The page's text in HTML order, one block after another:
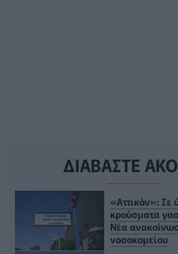
ΔΙΑΒΑΣΤΕ
«Αττικόν»: Σε
κρούσματα
Νέα
νοσοκομείου